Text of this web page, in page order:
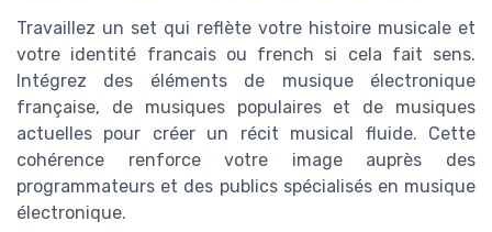
Travaillez un set qui reflète votre histoire musicale et
votre identité francais ou french si cela fait sens.
Intégrez des éléments de musique électronique
française, de musiques populaires et de musiques
actuelles pour créer un récit musical fluide. Cette
cohérence renforce votre image auprès des
programmateurs et des publics spécialisés en musique
électronique.